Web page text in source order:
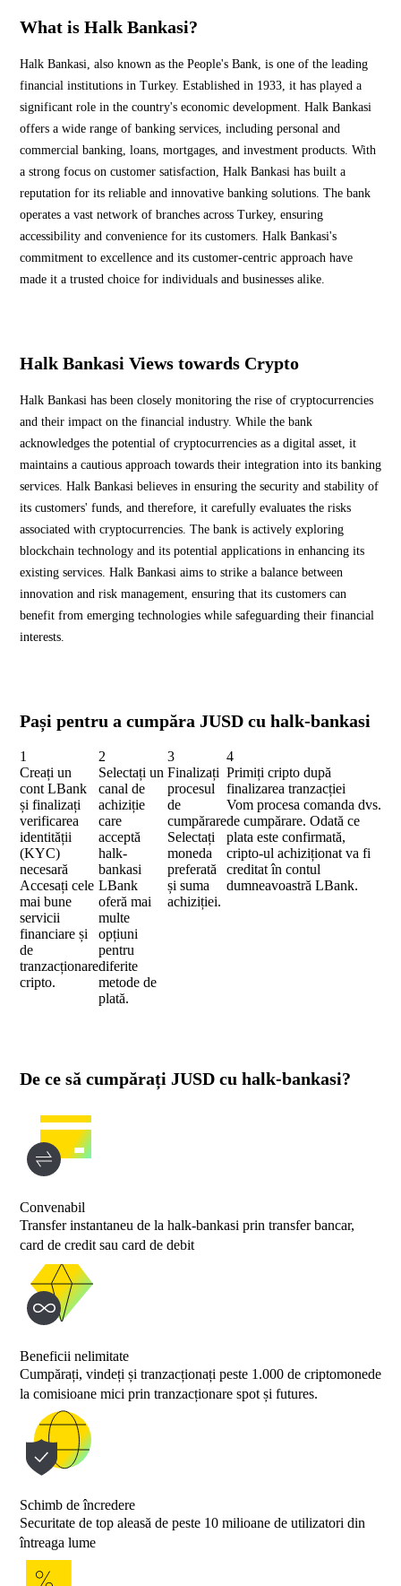
What is Halk Bankasi?
Halk Bankasi, also known as the People's Bank, is one of the leading
financial institutions in Turkey. Established in 1933, it has played a
significant role in the country's economic development. Halk Bankasi
offers a wide range of banking services, including personal and
commercial banking, loans, mortgages, and investment products. With
a strong focus on customer satisfaction, Halk Bankasi has built a
reputation for its reliable and innovative banking solutions. The bank
operates a vast network of branches across Turkey, ensuring
accessibility and convenience for its customers. Halk Bankasi's
commitment to excellence and its customer-centric approach have
made it a trusted choice for individuals and businesses alike.
Halk Bankasi Views towards Crypto
Halk Bankasi has been closely monitoring the rise of cryptocurrencies
and their impact on the financial industry. While the bank
acknowledges the potential of cryptocurrencies as a digital asset, it
maintains a cautious approach towards their integration into its banking
services. Halk Bankasi believes in ensuring the security and stability of
its customers' funds, and therefore, it carefully evaluates the risks
associated with cryptocurrencies. The bank is actively exploring
blockchain technology and its potential applications in enhancing its
existing services. Halk Bankasi aims to strike a balance between
innovation and risk management, ensuring that its customers can
benefit from emerging technologies while safeguarding their financial
interests.
Pași pentru a cumpăra JUSD cu halk-bankasi
1
Creați un
cont LBank
și finalizați
verificarea
identității
(KYC)
necesară
Accesați cele
mai bune
servicii
financiare și
de
tranzacționare
cripto.
2
Selectați un
canal de
achiziție
care
acceptă
halk-
bankasi
LBank
oferă mai
multe
opțiuni
pentru
diferite
metode de
plată.
3
Finalizați
procesul
de
cumpărare
Selectați
moneda
preferată
și suma
achiziției.
4
Primiți cripto după
finalizarea tranzacției
Vom procesa comanda dvs.
de cumpărare. Odată ce
plata este confirmată,
cripto-ul achiziționat va fi
creditat în contul
dumneavoastră LBank.
De ce să cumpărați JUSD cu halk-bankasi?
Convenabil
Transfer instantaneu de la halk-bankasi prin transfer bancar,
card de credit sau card de debit
Beneficii nelimitate
Cumpărați, vindeți și tranzacționați peste 1.000 de criptomonede
la comisioane mici prin tranzacționare spot și futures.
Schimb de încredere
Securitate de top aleasă de peste 10 milioane de utilizatori din
întreaga lume